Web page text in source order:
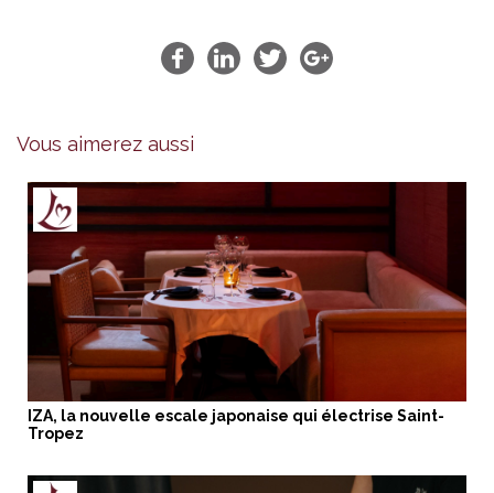
Vous aimerez aussi
IZA, la nouvelle escale japonaise qui électrise Saint-
Tropez